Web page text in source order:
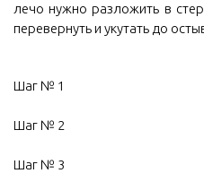
лечо нужно разложить в
перевернуть и укутать до
Шаг № 1
Шаг № 2
Шаг № 3